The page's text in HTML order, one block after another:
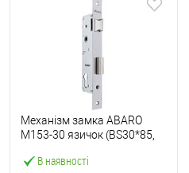
В наявності
Механізм замка ABARO
M153-30 язичок (BS30*85,